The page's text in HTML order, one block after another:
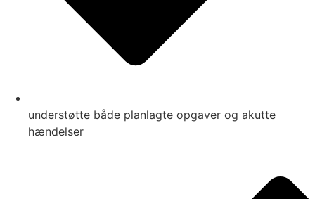
understøtte både planlagte opgaver og akutte
hændelser